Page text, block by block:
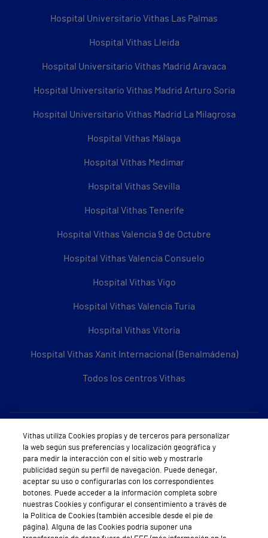
Hospital Universitario Vithas Las Palmas
Hospital Vithas Lleida
Hospital Universitario Vithas Madrid Aravaca
Hospital Universitario Vithas Madrid Arturo Soria
Hospital Universitario Vithas Madrid La Milagrosa
Hospital Vithas Málaga
Hospital Vithas Medimar
Hospital Vithas Sevilla
Hospital Vithas Tenerife
Hospital Vithas Valencia 9 de Octubre
Hospital Vithas Valencia Consuelo
Hospital Vithas Vigo
Hospital Vithas Valencia Turia
Hospital Vithas Vitoria
Hospital Vithas Xanit Internacional (Benalmádena)
Todos los centros Vithas
Sobre Vithas
Quiénes somos
Trabajar en Vithas
Teléfono Cita Médica
Teléfono Atención al Cliente
Vithas utiliza Cookies propias y de terceros para personalizar
la web según sus preferencias y localización geográfica y
para medir la interacción con el sitio web y mostrarle
publicidad según su perfil de navegación. Puede denegar,
aceptar su uso o configurarlas con los correspondientes
botones. Puede acceder a la información completa sobre
nuestras Cookies y configurar el consentimiento a través de
la Política de Cookies (también accesible desde el pie de
página). Alguna de las Cookies podría suponer una